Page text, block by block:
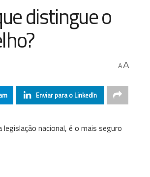
distingue o
AA
Enviar para o LinkedIn
nacional, é o mais seguro